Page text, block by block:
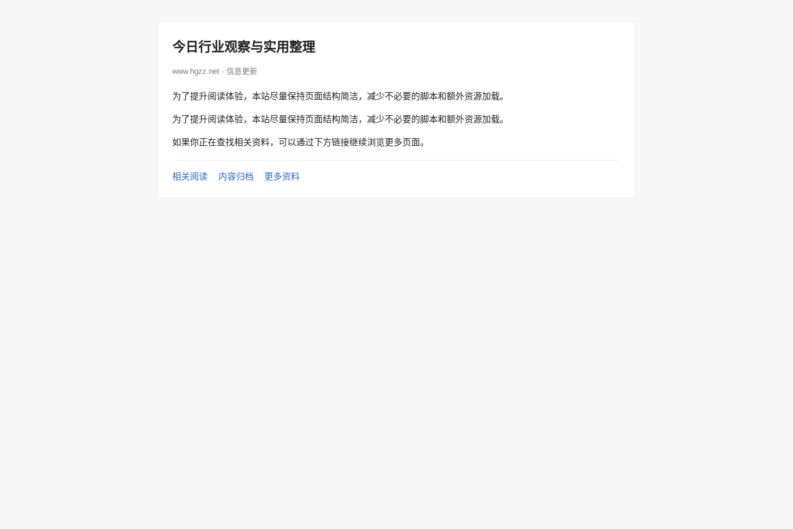
今日行业观察与实用整理
www.hgzz.net · 信息更新
为了提升阅读体验，本站尽量保持页面结构简洁，减少不必要的脚本和额外资源加载。
为了提升阅读体验，本站尽量保持页面结构简洁，减少不必要的脚本和额外资源加载。
如果你正在查找相关资料，可以通过下方链接继续浏览更多页面。
相关阅读 内容归档 更多资料